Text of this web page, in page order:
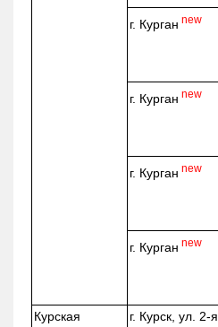
г. Курган new
г. Курган new
г. Курган new
г. Курган new
Курская
г. Курск, ул. 2-я